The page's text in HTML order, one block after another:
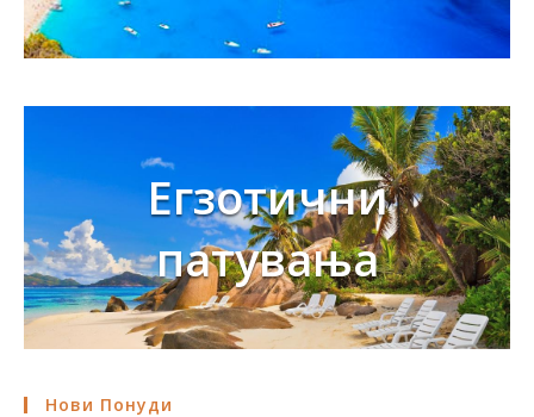
Егзотични
патувања
Нови Понуди